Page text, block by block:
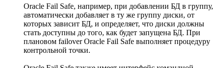
Oracle Fail Safe, например, при добавлении БД в группу,
автоматически добавляет в ту же группу диски, от
которых зависит БД, и определяет, что диски должны
стать доступны до того, как будет запущена БД. При
плановом failover Oracle Fail Safe выполняет процедуру
контрольной точки.